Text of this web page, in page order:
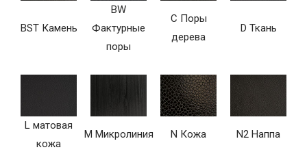
BST Камень
BW
Фактурные
поры
C Поры
дерева
D Ткань
L матовая
кожа
M Микролиния N Кожа N2 Наппа